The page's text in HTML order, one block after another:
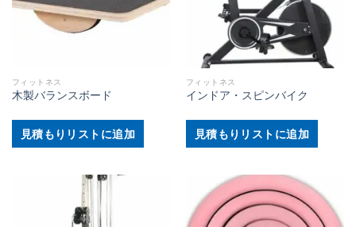
フィットネス
木製バランスボード
見積もりリストに追加
フィットネス
インドア・スピンバイク
見積もりリストに追加